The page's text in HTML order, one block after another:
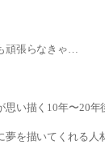
頑張らなきゃ…
思い描く10年〜20年
夢を描いてくれる人